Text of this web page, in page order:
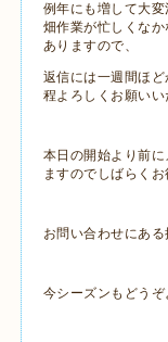
例年にも増して大
畑作業が忙しくな
ありますので、
返信には一週間ほ
程よろしくお願いい
本日の開始より前
ますのでしばらくお
お問い合わせにあ
今シーズンもどうぞ